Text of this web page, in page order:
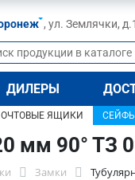
, ул. Землячки, д.1
ДИЛЕРЫ
ЯЩИКИ СЕЙФЫ
мм 90° ТЗ
Замки